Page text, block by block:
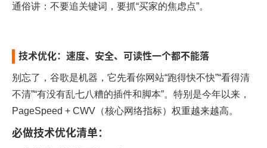
通俗讲：不要追关键词，要抓“买家的焦虑点”。
技术优化：速度、安全、可读性一个都不能落
别忘了，谷歌是机器，它先看你网站“跑得快不快”“看得清
不清”“有没有乱七八糟的插件和脚本”。特别是今年以来，
PageSpeed + CWV（核心网络指标）权重越来越高。
必做技术优化清单：